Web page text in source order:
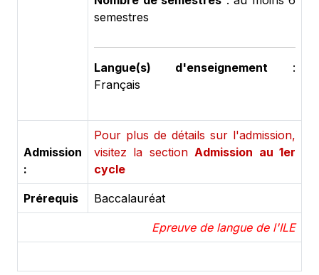
semestres
Langue(s) d'enseignement :
Français
Admission
:
Pour plus de détails sur l'admission,
visitez la sectionAdmission au 1er
cycle
Prérequis Baccalauréat
Epreuve de langue de l'ILE